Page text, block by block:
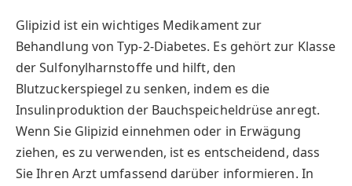
Glipizid ist ein wichtiges Medikament zur
Behandlung von Typ-2-Diabetes. Es gehört zur Klasse
der Sulfonylharnstoffe und hilft, den
Blutzuckerspiegel zu senken, indem es die
Insulinproduktion der Bauchspeicheldrüse anregt.
Wenn Sie Glipizid einnehmen oder in Erwägung
ziehen, es zu verwenden, ist es entscheidend, dass
Sie Ihren Arzt umfassend darüber informieren. In